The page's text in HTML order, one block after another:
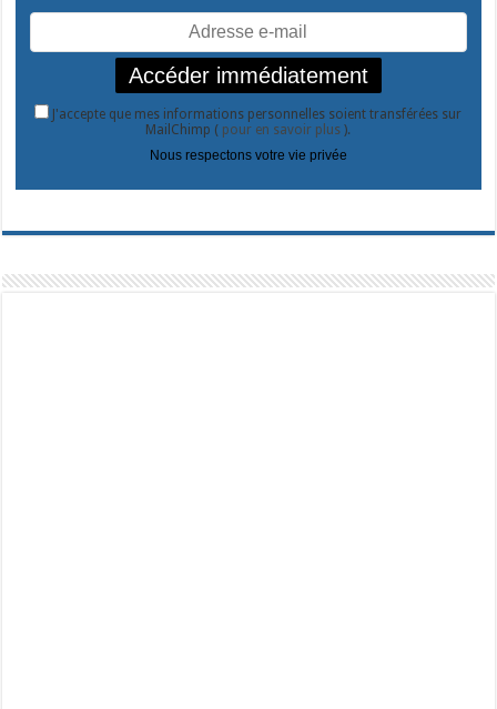
J'accepte que mes informations personnelles soient transférées sur
MailChimp ( pour en savoir plus).
Nous respectons votre vie privée